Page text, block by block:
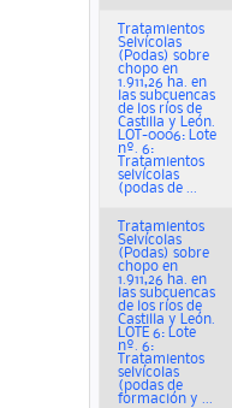
Tratamientos
Selvícolas
(Podas) sobre
chopo en
1.911,26 ha. en
las subcuencas
de los ríos de
Castilla y León.
LOT-0006: Lote
nº. 6:
Tratamientos
selvícolas
(podas de ...
Tratamientos
Selvícolas
(Podas) sobre
chopo en
1.911,26 ha. en
las subcuencas
de los ríos de
Castilla y León.
LOTE 6: Lote
nº. 6:
Tratamientos
selvícolas
(podas de
formación y ...